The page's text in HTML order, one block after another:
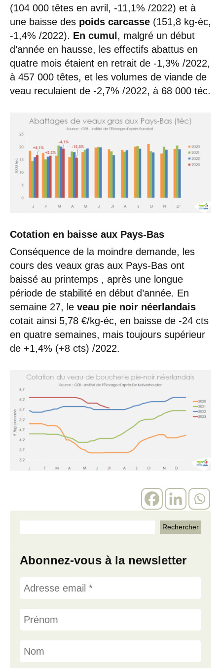
(104 000 têtes en avril, -11,1% /2022) et à
une baisse des poids carcasse (151,8 kg-éc,
-1,4% /2022). En cumul , malgré un début
d’année en hausse, les effectifs abattus en
quatre mois étaient en retrait de -1,3% /2022,
à 457 000 têtes, et les volumes de viande de
veau reculaient de -2,7% /2022, à 68 000 téc.
Cotation en baisse aux Pays-Bas
Conséquence de la moindre demande, les
cours des veaux gras aux Pays-Bas ont
baissé au printemps , après une longue
période de stabilité en début d’année. En
semaine 27, le veau pie noir néerlandais
cotait ainsi 5,78 €/kg-éc, en baisse de -24 cts
en quatre semaines, mais toujours supérieur
de +1,4% (+8 cts) /2022.
Abonnez-vous à la newsletter